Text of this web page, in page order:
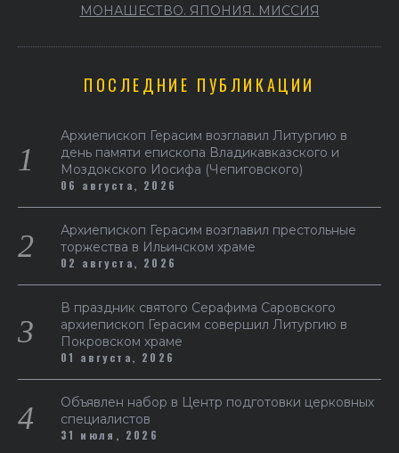
МОНАШЕСТВО. ЯПОНИЯ. МИССИЯ
ПОСЛЕДНИЕ ПУБЛИКАЦИИ
Архиепископ Герасим возглавил Литургию в
день памяти епископа Владикавказского и
Моздокского Иосифа (Чепиговского)
06 августа, 2026
Архиепископ Герасим возглавил престольные
торжества в Ильинском храме
02 августа, 2026
В праздник святого Серафима Саровского
архиепископ Герасим совершил Литургию в
Покровском храме
01 августа, 2026
Объявлен набор в Центр подготовки церковных
специалистов
31 июля, 2026